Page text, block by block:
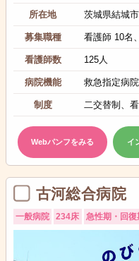
所在地 茨城県結城市
募集職種 看護師 10名
看護師数 125人
病院機能 救急指定病
制度 二交替制、
Webパンフをみる イ
古河総合病院
一般病院 234床 急性期・回